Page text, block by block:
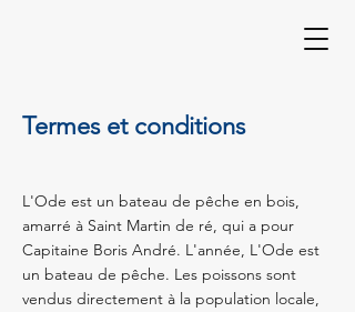
Termes et conditions
L'Ode est un bateau de pêche en bois,
amarré à Saint Martin de ré, qui a pour
Capitaine Boris André. L'année, L'Ode est
un bateau de pêche. Les poissons sont
vendus directement à la population locale,